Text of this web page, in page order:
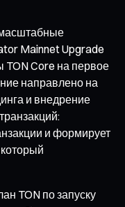
масштабные
Mainnet Upgrade
TON Core на первое
направлено на
и внедрение
и формирует
TON по запуску